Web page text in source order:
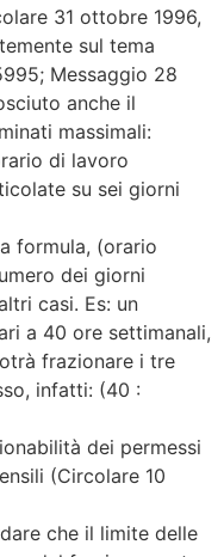
31 ottobre 1996,
sul tema
Messaggio 28
anche il
massimali:
di lavoro
su sei giorni
formula, (orario
dei giorni
casi. Es: un
a 40 ore settimanali,
frazionare i tre
infatti: (40 :
dei permessi
(Circolare 10
che il limite delle